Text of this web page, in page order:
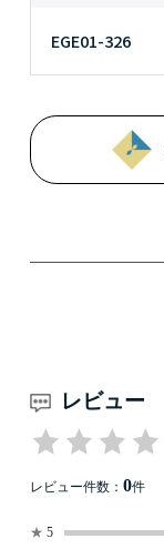
EGE01-326
レビュー
レビュー件数： 0件
★ 5